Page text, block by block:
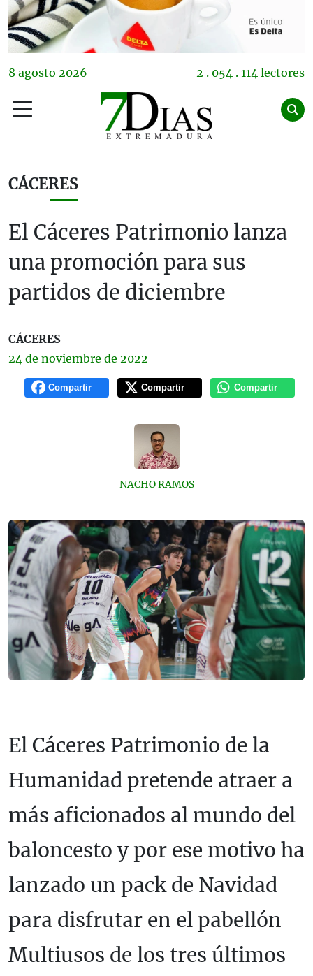
8 agosto 2026 2 . 054 . 114 lectores
CÁCERES
El Cáceres Patrimonio lanza
una promoción para sus
partidos de diciembre
CÁCERES
24 de noviembre de 2022
Compartir Compartir Compartir
NACHO RAMOS
El Cáceres Patrimonio de la
Humanidad pretende atraer a
más aficionados al mundo del
baloncesto y por ese motivo ha
lanzado un pack de Navidad
para disfrutar en el pabellón
Multiusos de los tres últimos